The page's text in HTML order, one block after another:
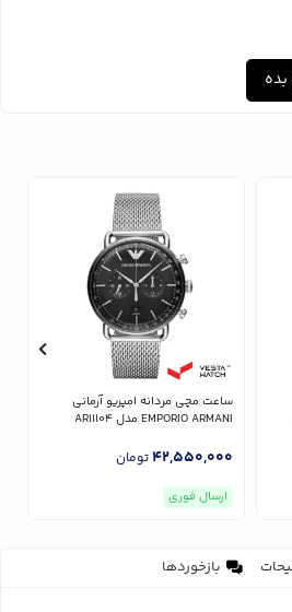
ساعت مچی مردانه امپریو آرمانی
EMPORIO ARMANI مدل AR11104
42,550,000تومان
ارسال فوری
بازخوردها